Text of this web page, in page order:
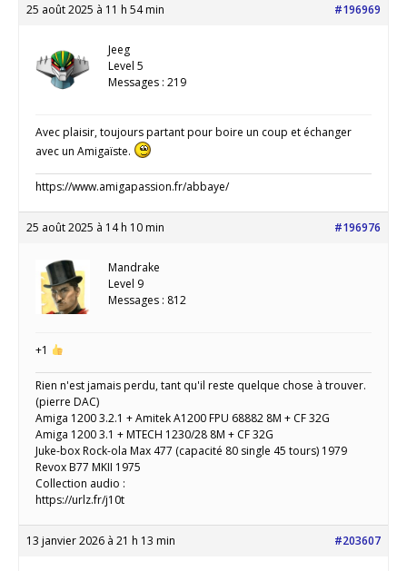
25 août 2025 à 11 h 54 min #196969
Jeeg
Level 5
Messages : 219
Avec plaisir, toujours partant pour boire un coup et échanger
avec un Amigaïste.
https://www.amigapassion.fr/abbaye/
25 août 2025 à 14 h 10 min #196976
Mandrake
Level 9
Messages : 812
+1
Rien n'est jamais perdu, tant qu'il reste quelque chose à trouver.
(pierre DAC)
Amiga 1200 3.2.1 + Amitek A1200 FPU 68882 8M + CF 32G
Amiga 1200 3.1 + MTECH 1230/28 8M + CF 32G
Juke-box Rock-ola Max 477 (capacité 80 single 45 tours) 1979
Revox B77 MKII 1975
Collection audio :
https://urlz.fr/j10t
13 janvier 2026 à 21 h 13 min #203607